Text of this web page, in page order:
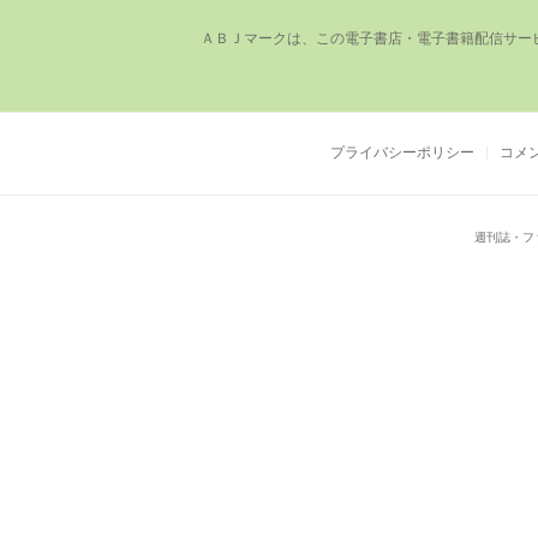
ＡＢＪマークは、この電⼦書店・電⼦書籍配信サ
プライバシーポリシー コメ
週刊誌・フ